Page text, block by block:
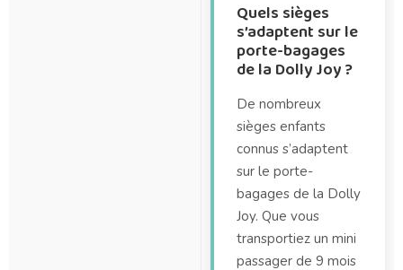
Quels sièges
s’adaptent sur le
porte-bagages
de la Dolly Joy ?
De nombreux
sièges enfants
connus s’adaptent
sur le porte-
bagages de la Dolly
Joy. Que vous
transportiez un mini
passager de 9 mois